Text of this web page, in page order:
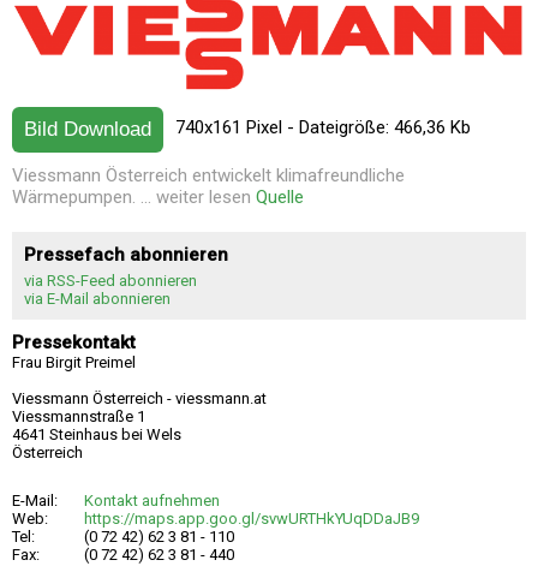
Bild Download 740x161 Pixel - Dateigröße: 466,36 Kb
Viessmann Österreich entwickelt klimafreundliche
Wärmepumpen. ... weiter lesen Quelle
Pressefach abonnieren
via RSS-Feed abonnieren
via E-Mail abonnieren
Pressekontakt
Frau Birgit Preimel
Viessmann Österreich - viessmann.at
Viessmannstraße 1
4641 Steinhaus bei Wels
Österreich
E-Mail:
Kontakt aufnehmen
Web:
https://maps.app.goo.gl/svwURTHkYUqDDaJB9
Tel:
(0 72 42) 62 3 81 - 110
Fax:
(0 72 42) 62 3 81 - 440